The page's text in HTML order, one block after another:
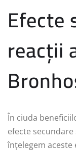
Efecte
reacții
În ciuda
efecte
înțelegem